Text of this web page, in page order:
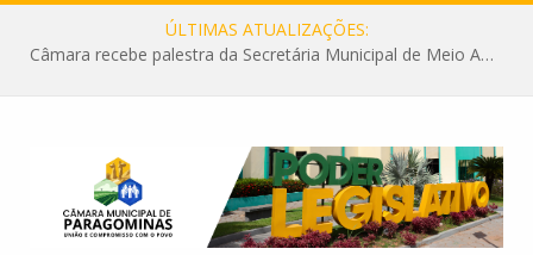
ÚLTIMAS ATUALIZAÇÕES:
Câmara recebe palestra da Secretária Municipal de Meio Ambiente sobre as ações da “SEMANA DO MEIO AMBIENTE”